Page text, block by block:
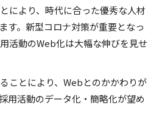
により、時代に合った優秀な人材
す。新型コロナ対策が重要となっ
活動のWeb化は大幅な伸びを見せ
ことにより、Webとのかかわりが
用活動のデータ化・簡略化が望め